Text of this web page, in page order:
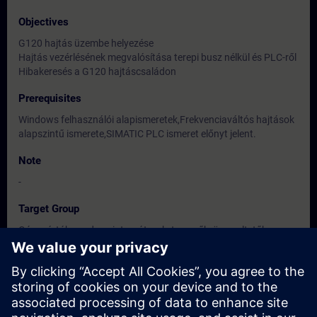
Objectives
G120 hajtás üzembe helyezése
Hajtás vezérlésének megvalósítása terepi busz nélkül és PLC-ről
Hibakeresés a G120 hajtáscsaládon
Prerequisites
Windows felhasználói alapismeretek,Frekvenciaváltós hajtások
alapszintű ismerete,SIMATIC PLC ismeret előnyt jelent.
Note
-
Target Group
Gépgyártók, rendszerintegrátorok, tervezők, üzemeltetők,
karbantartók, villamos és gépész szakemberek
Dates And Registration